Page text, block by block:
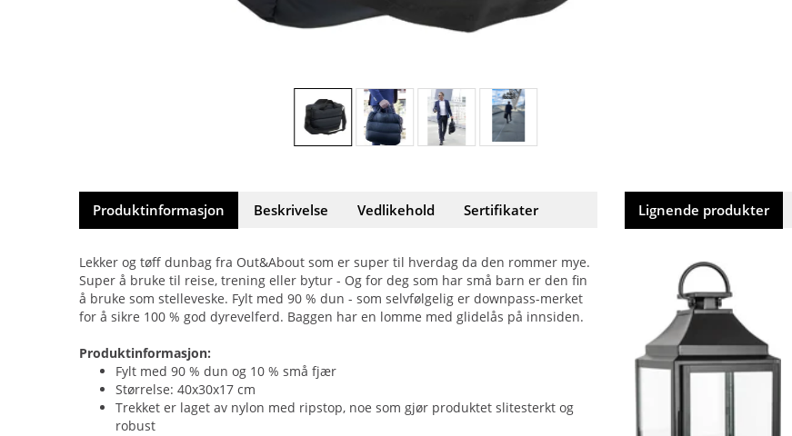
Produktinformasjon Beskrivelse Vedlikehold Sertifikater
Lekker og tøff dunbag fra Out&About som er super til hverdag da den rommer mye.
Super å bruke til reise, trening eller bytur - Og for deg som har små barn er den fin
å bruke som stelleveske. Fylt med 90 % dun - som selvfølgelig er downpass-merket
for å sikre 100 % god dyrevelferd. Baggen har en lomme med glidelås på innsiden.
Produktinformasjon:
Fylt med 90 % dun og 10 % små fjær
Størrelse: 40x30x17 cm
Trekket er laget av nylon med ripstop, noe som gjør produktet slitesterkt og
robust
Lignende produkter